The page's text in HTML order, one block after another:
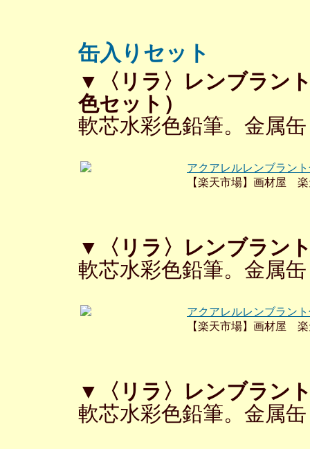
缶入りセット
▼〈リラ〉レンブラン
色セット）
軟芯水彩色鉛筆。金属
アクアレルレンブラン
【楽天市場】画材屋
▼〈リラ〉レンブラン
軟芯水彩色鉛筆。金属
アクアレルレンブラン
【楽天市場】画材屋
▼〈リラ〉レンブラン
軟芯水彩色鉛筆。金属